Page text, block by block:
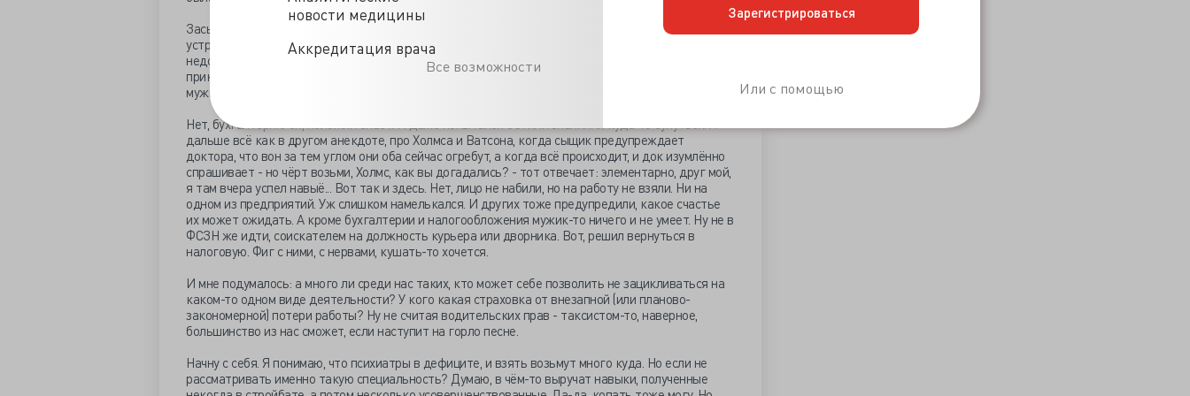
новости медицины
Аккредитация врача
Все возможности
Зарегистрироваться
Или с помощью
Засылали его для проверки крупных предприятий и организаций. А у них ведь оно как
устроено? Раз заслали, то хоть ты тресни - а обязан найти всяких недочётов, нарушений и
недостач на несколько миллионов. Иначе решат, что либо плохо работаешь, либо тебя там
прикормили. Понятное дело, что встречающая сторона от таких засланцев не в восторге. Вот
мужик поработал и решил завязать с этим грязным делом. Уволился - а куда идти?
Нет, бухгалтерию он, положим знает. И даже попытался с этими знаниями куда-то сунуться. А
дальше всё как в другом анекдоте, про Холмса и Ватсона, когда сыщик предупреждает
доктора, что вон за тем углом они оба сейчас огребут, а когда всё происходит, и док изумлённо
спрашивает - но чёрт возьми, Холмс, как вы догадались? - тот отвечает: элементарно, друг мой,
я там вчера успел навыё... Вот так и здесь. Нет, лицо не набили, но на работу не взяли. Ни на
одном из предприятий. Уж слишком намелькался. И других тоже предупредили, какое счастье
их может ожидать. А кроме бухгалтерии и налогообложения мужик-то ничего и не умеет. Ну не в
ФСЗН же идти, соискателем на должность курьера или дворника. Вот, решил вернуться в
налоговую. Фиг с ними, с нервами, кушать-то хочется.
И мне подумалось: а много ли среди нас таких, кто может себе позволить не зацикливаться на
каком-то одном виде деятельности? У кого какая страховка от внезапной (или планово-
закономерной) потери работы? Ну не считая водительских прав - таксистом-то, наверное,
большинство из нас сможет, если наступит на горло песне.
Начну с себя. Я понимаю, что психиатры в дефиците, и взять возьмут много куда. Но если не
рассматривать именно такую специальность? Думаю, в чём-то выручат навыки, полученные